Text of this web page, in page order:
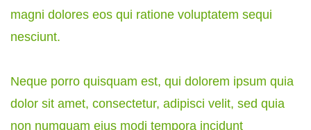
magni dolores eos qui ratione voluptatem sequi
nesciunt.
Neque porro quisquam est, qui dolorem ipsum quia
dolor sit amet, consectetur, adipisci velit, sed quia
non numquam eius modi tempora incidunt